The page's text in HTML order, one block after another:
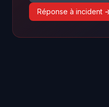
Réponse à incident